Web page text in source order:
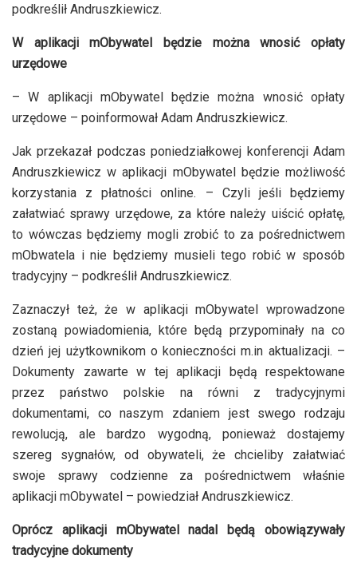
podkreślił Andruszkiewicz.
W aplikacji mObywatel będzie można wnosić opłaty
urzędowe
– W aplikacji mObywatel będzie można wnosić opłaty
urzędowe – poinformował Adam Andruszkiewicz.
Jak przekazał podczas poniedziałkowej konferencji Adam
Andruszkiewicz w aplikacji mObywatel będzie możliwość
korzystania z płatności online. – Czyli jeśli będziemy
załatwiać sprawy urzędowe, za które należy uiścić opłatę,
to wówczas będziemy mogli zrobić to za pośrednictwem
mObwatela i nie będziemy musieli tego robić w sposób
tradycyjny – podkreślił Andruszkiewicz.
Zaznaczył też, że w aplikacji mObywatel wprowadzone
zostaną powiadomienia, które będą przypominały na co
dzień jej użytkownikom o konieczności m.in aktualizacji. –
Dokumenty zawarte w tej aplikacji będą respektowane
przez państwo polskie na równi z tradycyjnymi
dokumentami, co naszym zdaniem jest swego rodzaju
rewolucją, ale bardzo wygodną, ponieważ dostajemy
szereg sygnałów, od obywateli, że chcieliby załatwiać
swoje sprawy codzienne za pośrednictwem właśnie
aplikacji mObywatel – powiedział Andruszkiewicz.
Oprócz aplikacji mObywatel nadal będą obowiązywały
tradycyjne dokumenty